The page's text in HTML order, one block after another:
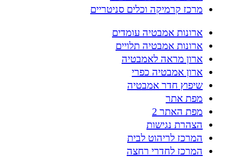
מרכז קרמיקה וכלים סניטריים
ארונות אמבטיה עומדים
ארונות אמבטיה תלויים
ארון מראה לאמבטיה
ארון אמבטיה כפרי
שיפוץ חדר אמבטיה
מפת אתר
מפת האתר 2
הצהרת נגישות
המרכז לריהוט לבית
המרכז לחדרי רחצה